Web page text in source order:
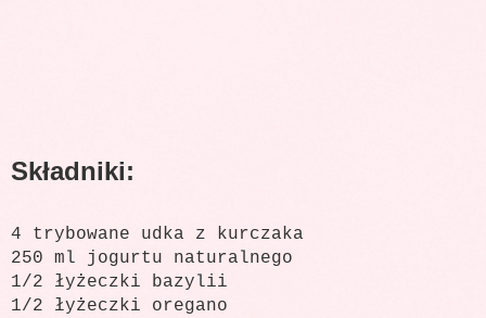
Składniki:
4 trybowane udka z kurczaka
250 ml jogurtu naturalnego
1/2 łyżeczki bazylii
1/2 łyżeczki oregano